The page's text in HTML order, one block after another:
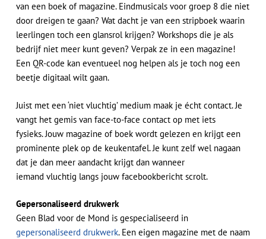
van een boek of magazine. Eindmusicals voor groep 8 die niet
door dreigen te gaan? Wat dacht je van een stripboek waarin
leerlingen toch een glansrol krijgen? Workshops die je als
bedrijf niet meer kunt geven? Verpak ze in een magazine!
Een QR-code kan eventueel nog helpen als je toch nog een
beetje digitaal wilt gaan.
Juist met een ‘niet vluchtig’ medium maak je écht contact. Je
vangt het gemis van face-to-face contact op met iets
fysieks. Jouw magazine of boek wordt gelezen en krijgt een
prominente plek op de keukentafel. Je kunt zelf wel nagaan
dat je dan meer aandacht krijgt dan wanneer
iemand vluchtig langs jouw facebookbericht scrolt.
Gepersonaliseerd drukwerk
Geen Blad voor de Mond is gespecialiseerd in
gepersonaliseerd drukwerk. Een eigen magazine met de naam